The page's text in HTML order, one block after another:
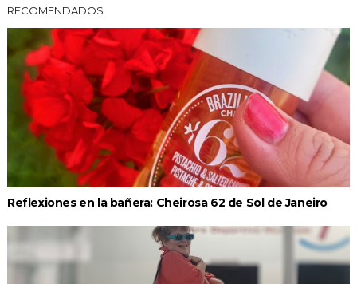
RECOMENDADOS
Reflexiones en la bañera: Cheirosa 62 de Sol de Janeiro